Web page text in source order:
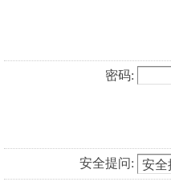
密码:
安全提问: